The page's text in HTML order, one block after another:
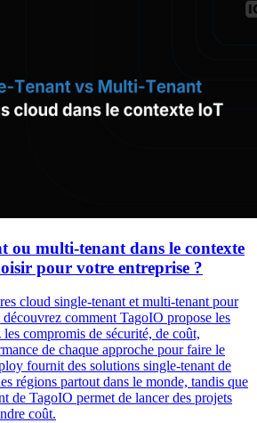
ou multi-tenant dans le contexte
pour votre entreprise ?
cloud single-tenant et multi-tenant pour
comment TagoIO propose les
compromis de sécurité, de coût,
de chaque approche pour faire le
fournit des solutions single-tenant de
régions partout dans le monde, tandis que
de TagoIO permet de lancer des projets
coût.